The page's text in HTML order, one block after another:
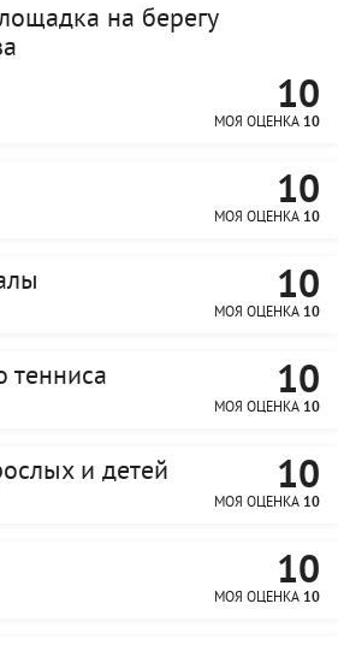
на берегу
10
МОЯ ОЦЕНКА 10
10
МОЯ ОЦЕНКА 10
10
МОЯ ОЦЕНКА 10
тенниса 10
МОЯ ОЦЕНКА 10
и детей 10
МОЯ ОЦЕНКА 10
10
МОЯ ОЦЕНКА 10